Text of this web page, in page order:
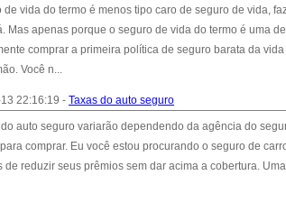
de vida do termo é menos tipo caro de seguro de vida,
Mas apenas porque o seguro de vida do termo é uma
comprar a primeira política de seguro barata da
Você n...
22:16:19 - Taxas do auto seguro
auto seguro variarão dependendo da agência do
comprar. Eu você estou procurando o seguro de
de reduzir seus prêmios sem dar acima a cobertura.